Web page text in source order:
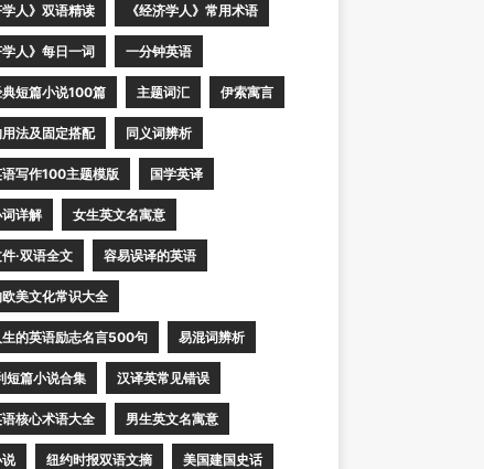
学人》双语精读 《经济学人》常用术语
学人》每日一词 一分钟英语
短篇小说100篇 主题词汇 伊索寓言
法及固定搭配 同义词辨析
写作100主题模版 国学英译
详解 女生英文名寓意
·双语全文 容易误译的英语
美文化常识大全
的英语励志名言500句 易混词辨析
短篇小说合集 汉译英常见错误
核心术语大全 男生英文名寓意
纽约时报双语文摘 美国建国史话